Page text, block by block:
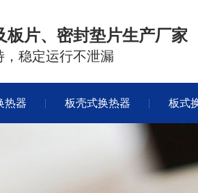
板片、密封垫片生产厂家
稳定运行不泄漏
热器 板壳式换热器 板式